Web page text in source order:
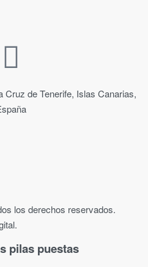
Cruz de Tenerife, Islas Canarias,
los derechos reservados.
pilas puestas